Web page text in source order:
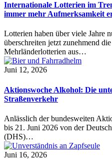
Internationale Lotterien im
immer mehr Aufmerksamkeit
Lotterien haben über viele Jahre
überschreiten jetzt zunehmend
Mehrländerlotterien aus…
Juni 12, 2026
Aktionswoche Alkohol: Die
Straßenverkehr
Anlässlich der bundesweiten
bis 21. Juni 2026 von der
(DHS)…
Juni 16, 2026